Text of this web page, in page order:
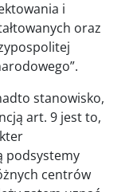
i
oraz
stanowisko,
art. 9 jest to,
podsystemy
centrów